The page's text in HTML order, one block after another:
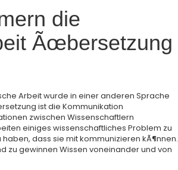
die
Ãœbersetzung
Arbeit wurde in einer anderen Sprache
ist die Kommunikation
zwischen Wissenschaftlern
einiges wissenschaftliches Problem zu
dass sie mit kommunizieren kÃ¶nnen.
zu gewinnen Wissen voneinander und von